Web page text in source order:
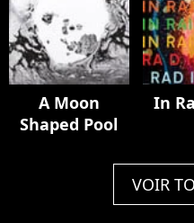
A Moon
Shaped Pool
In
VOIR